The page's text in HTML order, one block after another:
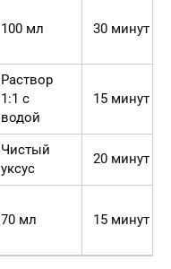
100 мл 30 минут
Раствор
1:1 с
водой
15 минут
Чистый
уксус
20 минут
70 мл 15 минут